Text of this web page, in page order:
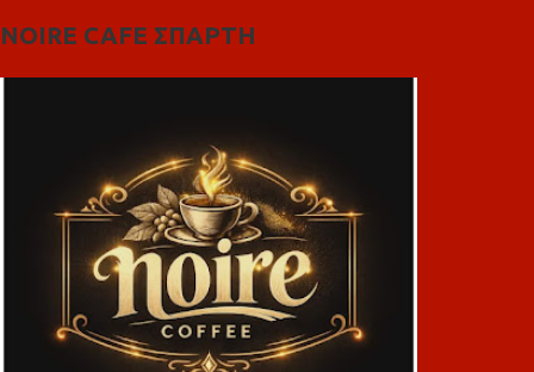
NOIRE CAFE ΣΠΑΡΤΗ